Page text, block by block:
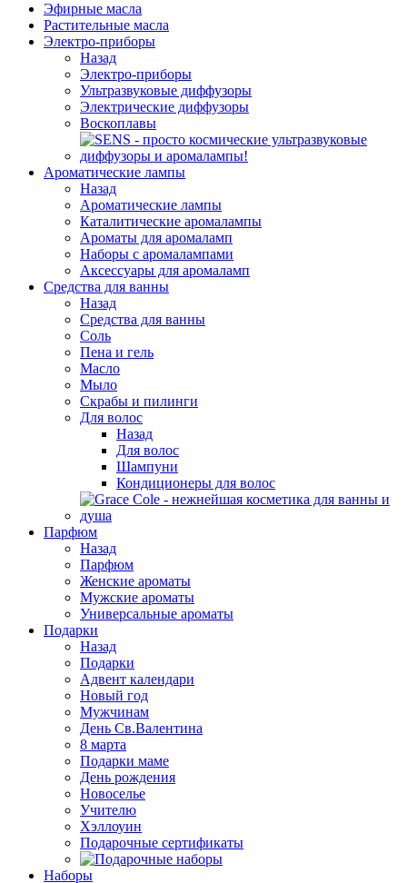
Эфирные масла
Растительные масла
Электро-приборы
Назад
Электро-приборы
Ультразвуковые диффузоры
Электрические диффузоры
Воскоплавы
Ароматические лампы
Назад
Ароматические лампы
Каталитические аромалампы
Ароматы для аромаламп
Наборы с аромалампами
Аксессуары для аромаламп
Средства для ванны
Назад
Средства для ванны
Соль
Пена и гель
Масло
Мыло
Скрабы и пилинги
Для волос
Назад
Для волос
Шампуни
Кондиционеры для волос
Парфюм
Назад
Парфюм
Женские ароматы
Мужские ароматы
Универсальные ароматы
Подарки
Назад
Подарки
Адвент календари
Новый год
Мужчинам
День Св.Валентина
8 марта
Подарки маме
День рождения
Новоселье
Учителю
Хэллоуин
Подарочные сертификаты
Наборы